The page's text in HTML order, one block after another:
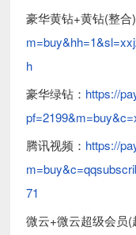
豪华黄钻+黄钻(整合)
h
豪华绿钻： https://
腾讯视频： https://
71
微云+微云超级会员(